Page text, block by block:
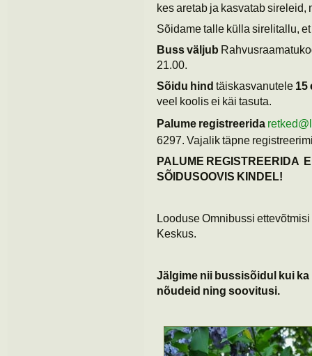
kes aretab ja kasvatab sireleid,
Sõidame talle külla sirelitallu,
Buss väljub
21.00.
Sõidu hind täiskasvanutele 15
veel koolis ei käi tasuta.
Palume registreerida
6297. Vajalik täpne
PALUME REGISTREERIDA
SÕIDUSOOVIS KINDEL!
Looduse Omnibussi
Keskus.
Jälgime nii bussisõidul kui
nõudeid ning soovitusi.